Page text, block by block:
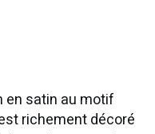
en satin au motif
richement décoré